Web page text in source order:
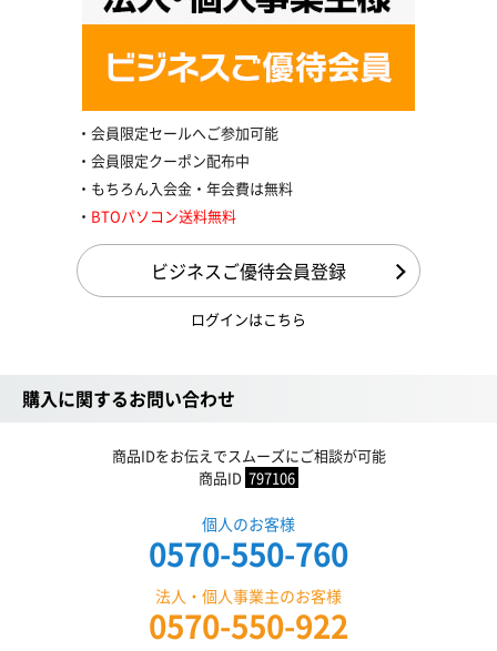
会員限定セールへご参加可能
会員限定クーポン配布中
もちろん入会金・年会費は無料
BTOパソコン送料無料
ビジネスご優待会員登録
ログインはこちら
購入に関するお問い合わせ
商品IDをお伝えでスムーズにご相談が可能
商品ID 797106
個人のお客様
0570-550-760
法人・個人事業主のお客様
0570-550-922